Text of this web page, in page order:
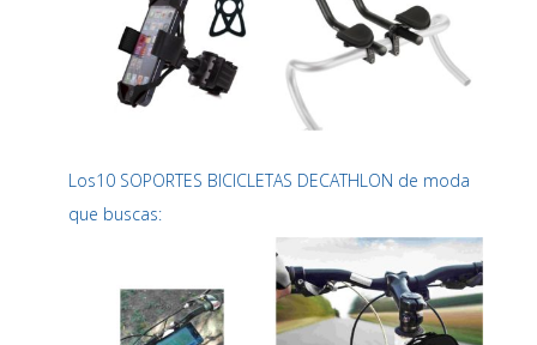
Los10 SOPORTES BICICLETAS DECATHLON de moda
que buscas: